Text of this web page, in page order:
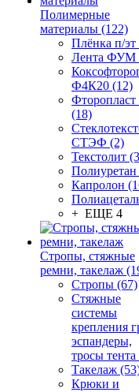
Полимерные
материалы (122)
Плёнка п/эт
Лента ФУМ
Ф4К20 (12)
(18)
СТЭФ (2)
Текстолит
Полиуретан
Капролон
+ ЕЩЕ 4
Стропы, стяжные
ремни, такелаж
Стропы (67)
Стяжные
системы
крепления
эспандеры,
тросы тента
Такелаж
Крюки и